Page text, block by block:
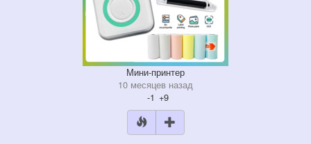
Мини-принтер
10 месяцев назад
-1 +9